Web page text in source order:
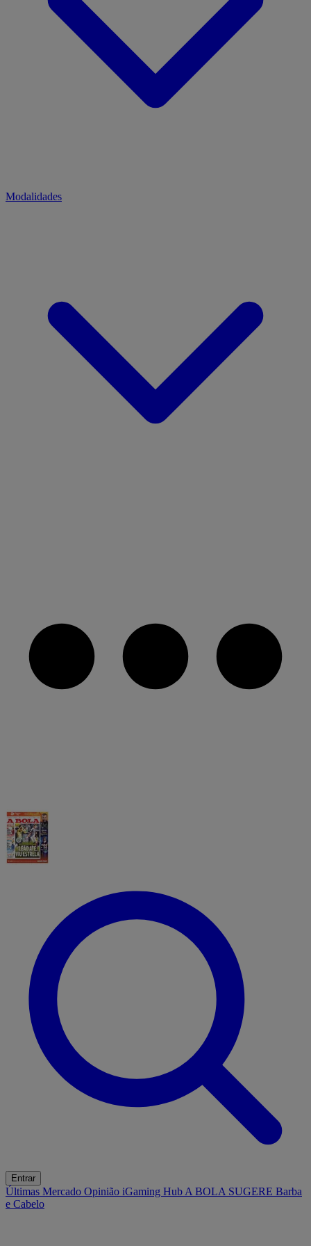
Modalidades
Entrar
Últimas Mercado Opinião iGaming Hub A BOLA SUGERE Barba
e Cabelo